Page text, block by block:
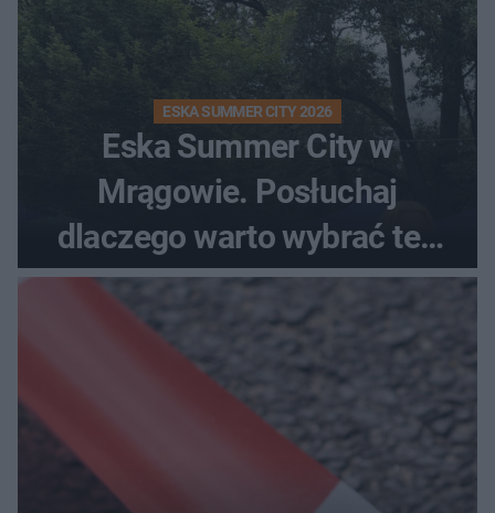
ESKA SUMMER CITY 2026
Eska Summer City w
Mrągowie. Posłuchaj
dlaczego warto wybrać ten
kierunek na urlop!